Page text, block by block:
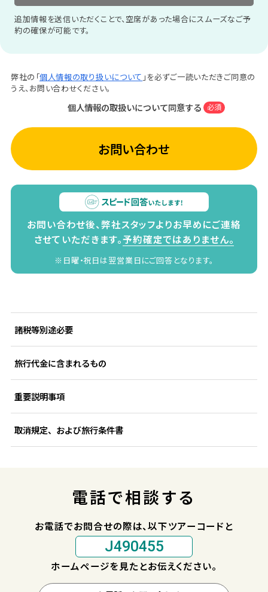
追加情報を送信いただくことで、空席があった場合にスムーズなご予
約の確保が可能です。
弊社の「個人情報の取り扱いについて 」を必ずご一読いただきご同意の
うえ、お問い合わせください。
個人情報の取扱いについて同意する 必須
お問い合わせ
お問い合わせ後、弊社スタッフよりお早めにご連絡
させていただきます。予約確定ではありません。
※日曜・祝日は翌営業日にご回答となります。
諸税等別途必要
旅行代金に含まれるもの
重要説明事項
取消規定、および旅行条件書
電話で相談する
お電話でお問合せの際は、以下ツアーコードと
J490455
ホームページを見たとお伝えください。